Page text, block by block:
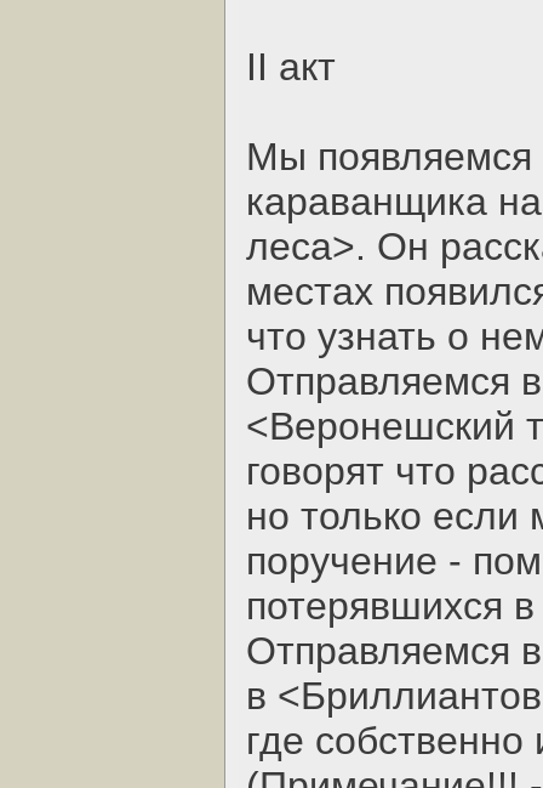
II акт
Мы появляемся
караванщика
леса>. Он
местах
что узнать о
Отправляемся
<Веронешский
говорят что
но только
поручение -
потерявшихся в
Отправляемся
в
где